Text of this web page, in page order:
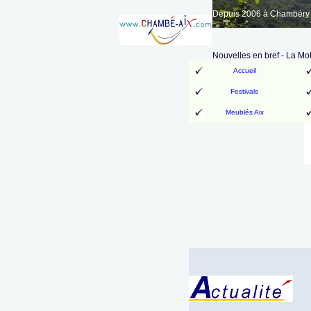
Depuis 2006 à
Nouvelles en bref - La
Accueil
Festivals
Meublés Aix